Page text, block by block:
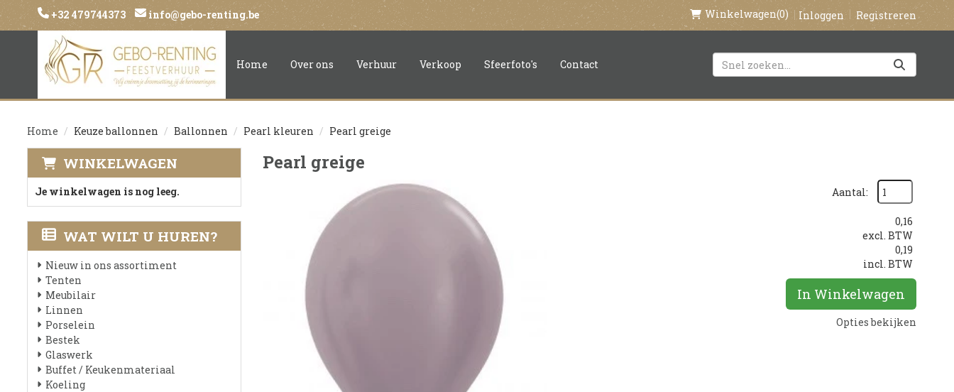
+32 479744373 info@gebo-renting.be Winkelwagen(0) Inloggen Registreren
Home Over ons Verhuur Verkoop Sfeerfoto's Contact
Home Keuze ballonnen Ballonnen Pearl kleuren Pearl greige
WINKELWAGEN
Je winkelwagen is nog leeg.
WAT WILT U HUREN?
Nieuw in ons assortiment
Tenten
Meubilair
Linnen
Porselein
Bestek
Glaswerk
Buffet / Keukenmateriaal
Koeling
Pearl greige
Aantal:
0,16
excl. BTW
0,19
incl. BTW
In Winkelwagen
Opties bekijken